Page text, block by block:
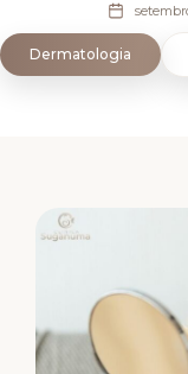
Dermatologia